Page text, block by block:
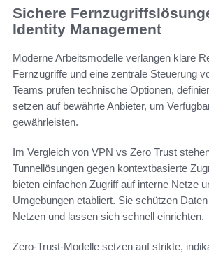
Sichere
Identity Management
Moderne Arbeitsmodelle verlangen klare
Fernzugriffe und eine zentrale Steuerung
Teams prüfen technische Optionen,
setzen auf bewährte Anbieter, um
gewährleisten.
Im Vergleich von VPN vs Zero Trust
Tunnellösungen gegen kontextbasierte
bieten einfachen Zugriff auf interne Netze
Umgebungen etabliert. Sie schützen
Netzen und lassen sich schnell einrichten.
Zero-Trust-Modelle setzen auf strikte,